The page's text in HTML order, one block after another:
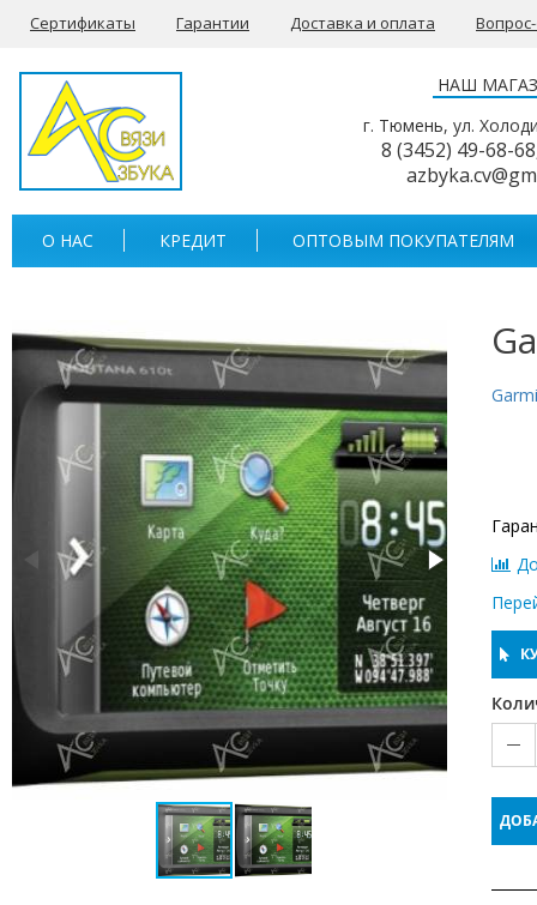
Сертификаты Гарантии Доставка и оплата
НАШ
г. Тюмень, ул.
8 (3452) 49-68-68
О НАС КРЕДИТ ОПТОВЫМ ПОКУПАТЕЛЯМ